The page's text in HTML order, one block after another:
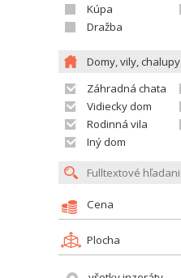
Kúpa
Dražba
Domy, vily, chalupy
Záhradná chata
Vidiecky dom
Rodinná vila
Iný dom
Cena
Plocha